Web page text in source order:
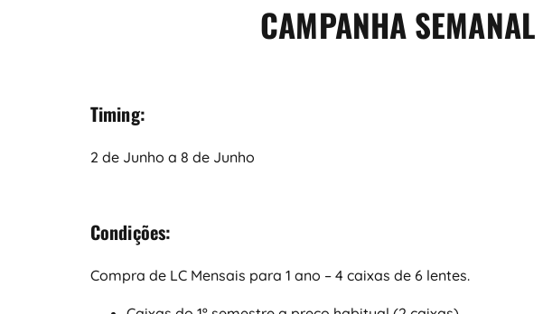
CAMPANHA
Timing:
2 de Junho a 8 de Junho
Condições:
Compra de LC Mensais para 1 ano – 4 caixas de 6 lentes.